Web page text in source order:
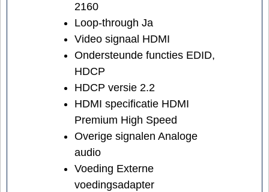
2160
Loop-through Ja
Video signaal HDMI
Ondersteunde functies EDID,
HDCP
HDCP versie 2.2
HDMI specificatie HDMI
Premium High Speed
Overige signalen Analoge
audio
Voeding Externe
voedingsadapter